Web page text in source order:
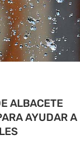
ALBACETE
AYUDAR A